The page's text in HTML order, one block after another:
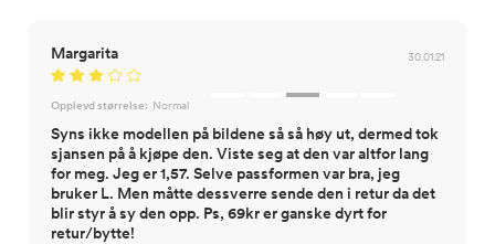
Margarita 30.01.21
Opplevd størrelse: Normal
Syns ikke modellen på bildene så så høy ut, dermed tok
sjansen på å kjøpe den. Viste seg at den var altfor lang
for meg. Jeg er 1,57. Selve passformen var bra, jeg
bruker L. Men måtte dessverre sende den i retur da det
blir styr å sy den opp. Ps, 69kr er ganske dyrt for
retur/bytte!